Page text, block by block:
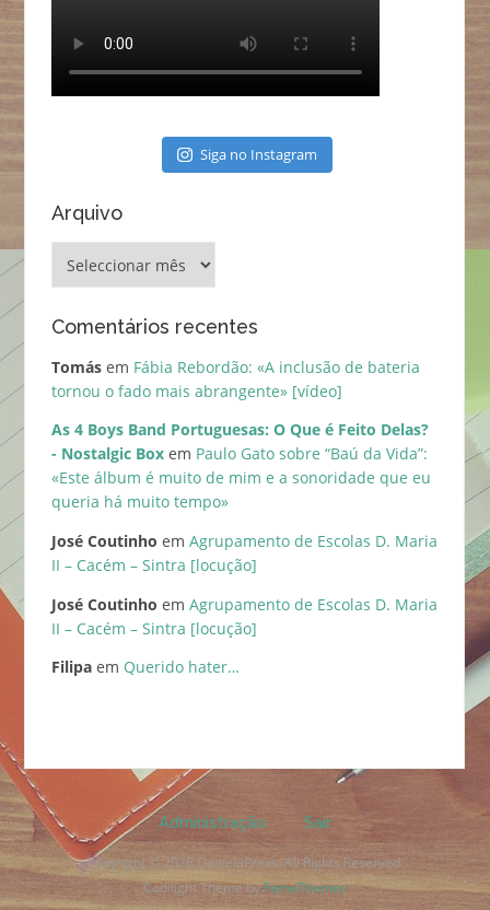
Siga no Instagram
Arquivo
Comentários recentes
Tomásem Fábia Rebordão: «A inclusão de bateria
tornou o fado mais abrangente» [vídeo]
As 4 Boys Band Portuguesas: O Que é Feito Delas?
- Nostalgic Boxem Paulo Gato sobre “Baú da Vida”:
«Este álbum é muito de mim e a sonoridade que eu
queria há muito tempo»
José Coutinho em Agrupamento de Escolas D. Maria
II – Cacém – Sintra [locução]
José Coutinho em Agrupamento de Escolas D. Maria
II – Cacém – Sintra [locução]
Filipaem Querido hater…
Administração Sair
Copyright © 2026 DanielaPress. All Rights Reserved.
Codilight Theme byFameThemes